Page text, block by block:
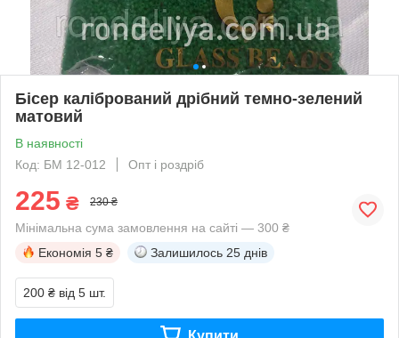
Бісер калібрований дрібний темно-зелений
матовий
В наявності
Код: БМ 12-012
Опт і роздріб
225 ₴ 230 ₴
Мінімальна сума замовлення на сайті — 300 ₴
Економія 5 ₴ Залишилось 25 днів
200 ₴ від 5 шт.